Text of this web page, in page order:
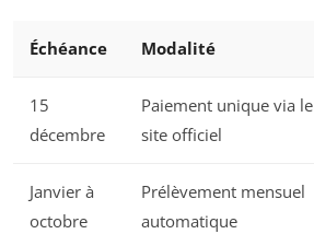
Échéance Modalité
15
décembre
Paiement unique via le
site officiel
Janvier à
octobre
Prélèvement mensuel
automatique